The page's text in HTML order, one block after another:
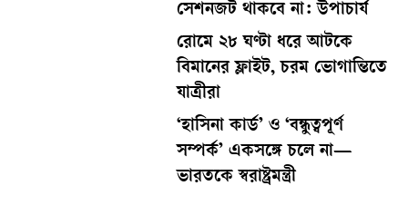
সেশনজট থাকবে না: উপাচার্য
রোমে ২৮ ঘণ্টা ধরে আটকে
বিমানের ফ্লাইট, চরম ভোগান্তিতে
যাত্রীরা
‘হাসিনা কার্ড’ ও ‘বন্ধুত্বপূর্ণ
সম্পর্ক’ একসঙ্গে চলে না—
ভারতকে স্বরাষ্ট্রমন্ত্রী